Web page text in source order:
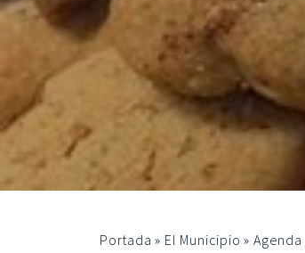
Portada » El Municipio »Agenda